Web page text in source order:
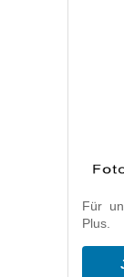
Für
Plus.